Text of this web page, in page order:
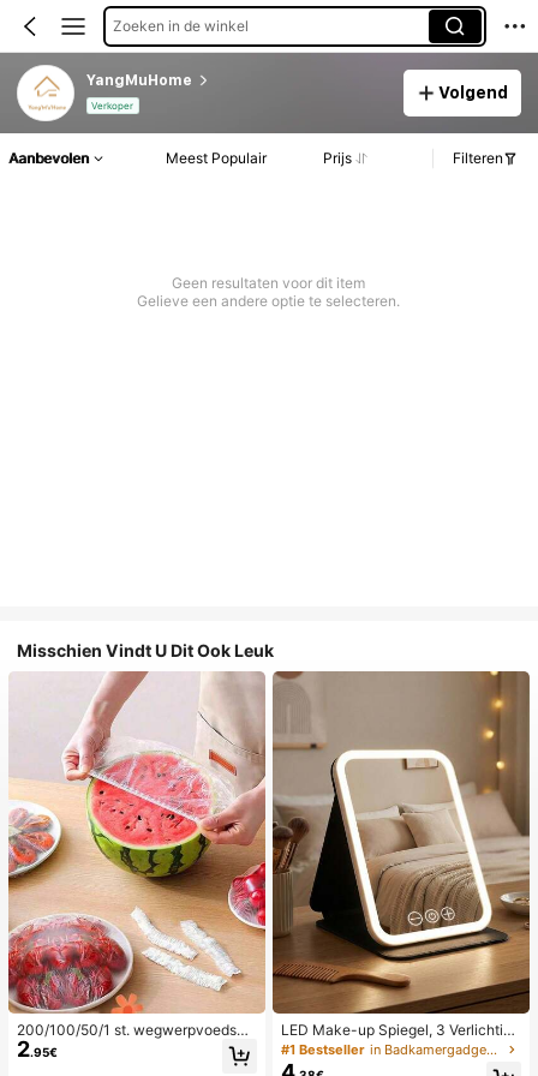
Zoeken in de winkel
YangMuHome
Verkoper
Volgend
Aanbevolen Meest Populair Prijs Filteren
Geen resultaten voor dit item
Gelieve een andere optie te selecteren.
Misschien Vindt U Dit Ook Leuk
200/100/50/1 st. wegwerpvoedself
oliehoezen, douchekophoezen, mul
tifunctionele wegwerpkrimpzakke
2.95€
LED Make-up Spiegel, 3 Verlichting
smodi, Verstelbare Helderheid, Draa
gbaar Vouwbaar Ontwerp, Geschikt
#1 Bestseller in Badkamergadgets die favoriet zijn bij klanten B